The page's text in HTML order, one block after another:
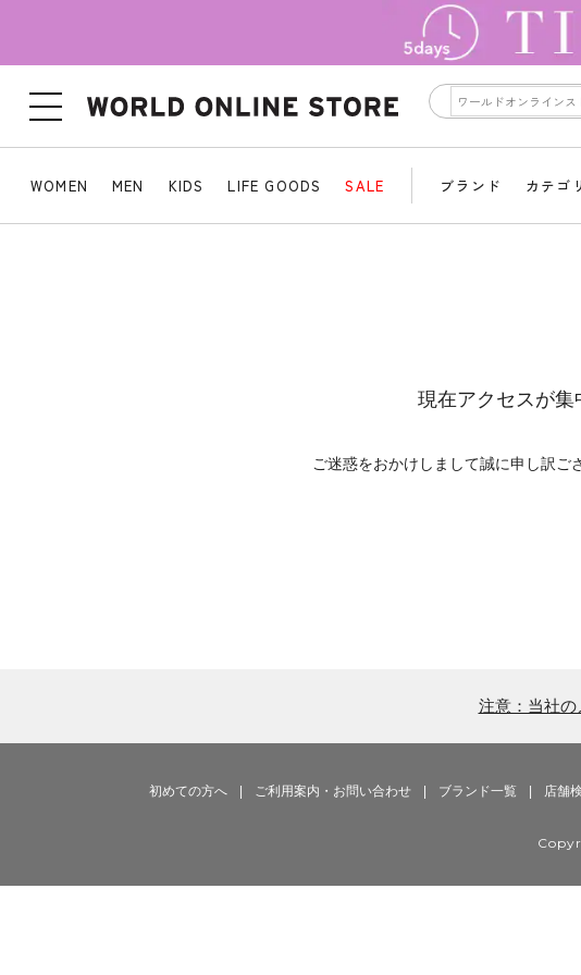
WOMEN MEN KIDS LIFE GOODS SALE ブランド カテゴ
現在アクセスが集
ご迷惑をおかけしまして誠に申し訳ご
注意：当社
初めての方へ ご利用案内・お問い合わせ ブランド一覧 店舗